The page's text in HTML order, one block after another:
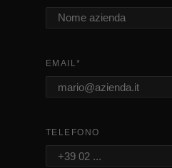
EMAIL*
TELEFONO